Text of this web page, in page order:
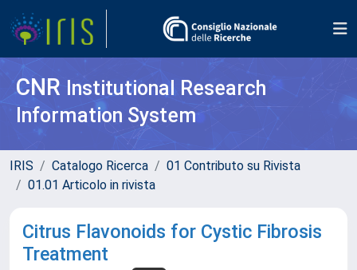
CNR Institutional Research
Information System
IRIS Catalogo Ricerca
01 Contributo su Rivista
01.01 Articolo in rivista
Citrus Flavonoids for Cystic Fibrosis
Treatment